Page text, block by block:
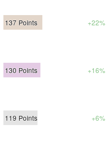
137 Points +22%
130 Points +16%
119 Points +6%